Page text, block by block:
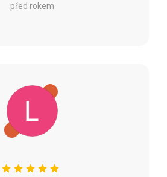
před rokem